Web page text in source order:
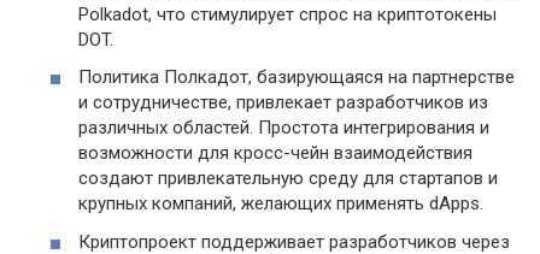
Polkadot, что стимулирует спрос на криптотокены
DOT.
Политика Полкадот, базирующаяся на партнерстве
и сотрудничестве, привлекает разработчиков из
различных областей. Простота интегрирования и
возможности для кросс-чейн взаимодействия
создают привлекательную среду для стартапов и
крупных компаний, желающих применять dApps.
Криптопроект поддерживает разработчиков через